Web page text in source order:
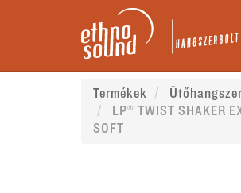
Termékek
LP® TWIST SHAKER
SOFT